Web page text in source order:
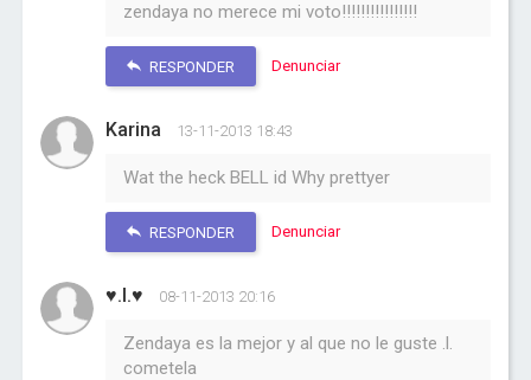
zendaya no merece mi voto!!!!!!!!!!!!!!!!
RESPONDER Denunciar
Karina 13-11-2013 18:43
Wat the heck BELL id Why prettyer
RESPONDER Denunciar
♥.l.♥ 08-11-2013 20:16
Zendaya es la mejor y al que no le guste .l.
cometela